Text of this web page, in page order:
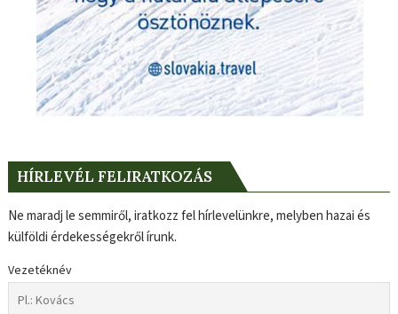
HÍRLEVÉL FELIRATKOZÁS
Ne maradj le semmiről, iratkozz fel hírlevelünkre, melyben hazai és
külföldi érdekességekről írunk.
Vezetéknév